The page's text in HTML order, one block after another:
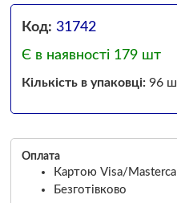
Код: 31742
Є в наявності 179 шт
Кількість в упаковці:96
Оплата
Картою Visa/
Безготівково